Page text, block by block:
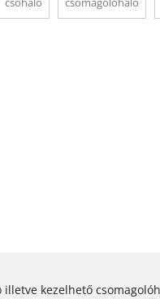
kezelhető